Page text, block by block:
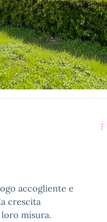
accogliente e
crescita
misura.